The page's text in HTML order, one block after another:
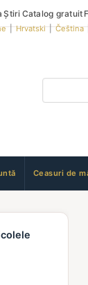
Știri Catalog gratuit
|Hrvatski|Čeština
Ceasuri de